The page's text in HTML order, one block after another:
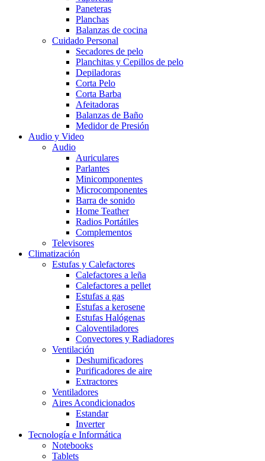
Paneteras
Planchas
Balanzas de cocina
Cuidado Personal
Secadores de pelo
Planchitas y Cepillos de pelo
Depiladoras
Corta Pelo
Corta Barba
Afeitadoras
Balanzas de Baño
Medidor de Presión
Audio y Video
Audio
Auriculares
Parlantes
Minicomponentes
Microcomponentes
Barra de sonido
Home Teather
Radios Portátiles
Complementos
Televisores
Climatización
Estufas y Calefactores
Calefactores a leña
Calefactores a pellet
Estufas a gas
Estufas a kerosene
Estufas Halógenas
Caloventiladores
Convectores y Radiadores
Ventilación
Deshumificadores
Purificadores de aire
Extractores
Ventiladores
Aires Acondicionados
Estandar
Inverter
Tecnología e Informática
Notebooks
Tablets